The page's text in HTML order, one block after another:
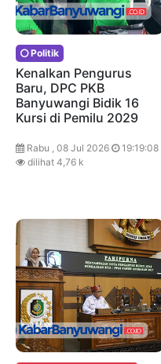
Politik
Kenalkan Pengurus
Baru, DPC PKB
Banyuwangi Bidik 16
Kursi di Pemilu 2029
Rabu , 08 Jul 2026
19:19:08
dilihat 4,76 k